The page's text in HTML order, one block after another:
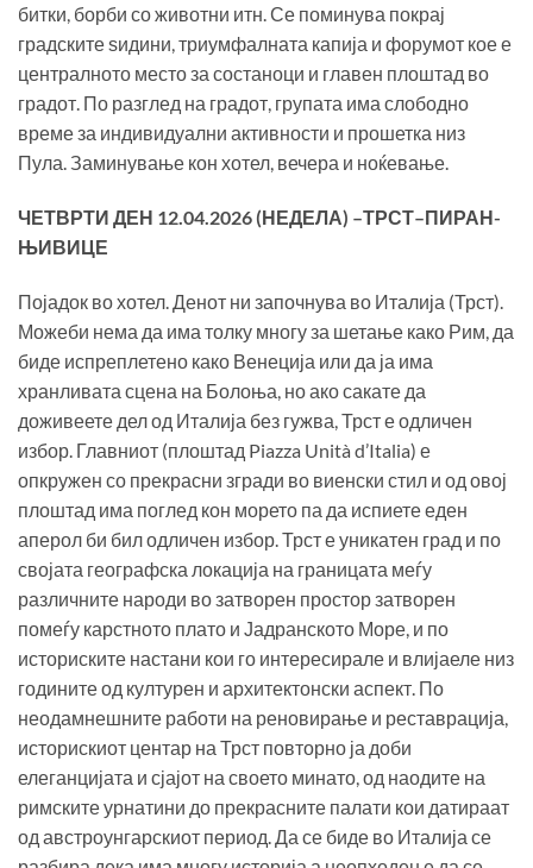
битки, борби со животни итн. Се поминува покрај
градските ѕидини, триумфалната капија и форумот кое е
централното место за состаноци и главен плоштад во
градот. По разглед на градот, групата има слободно
време за индивидуални активности и прошетка низ
Пула. Заминување кон хотел, вечера и ноќевање.
ЧЕТВРТИ ДЕН 12 .04 .2026 (НЕДЕЛА) –ТРСТ–ПИРАН-
ЊИВИЦЕ
Појадок во хотел. Денот ни започнува во Италија (Трст).
Можеби нема да има толку многу за шетање како Рим, да
биде испреплетено како Венеција или да ја има
хранливата сцена на Болоња, но ако сакате да
доживеете дел од Италија без гужва, Трст е одличен
избор. Главниот (плоштад Piazza Unità d’Italia) е
опкружен со прекрасни згради во виенски стил и од овој
плоштад има поглед кон морето па да испиете еден
аперол би бил одличен избор. Трст е уникатен град и по
својата географска локација на границата меѓу
различните народи во затворен простор затворен
помеѓу карстното плато и Јадранското Море, и по
историските настани кои го интересирале и влијаеле низ
годините од културен и архитектонски аспект. По
неодамнешните работи на реновирање и реставрација,
историскиот центар на Трст повторно ја доби
елеганцијата и сјајот на своето минато, од наодите на
римските урнатини до прекрасните палати кои датираат
од австроунгарскиот период. Да се биде во Италија се